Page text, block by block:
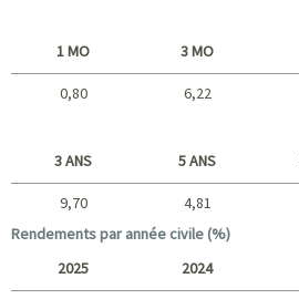
1 MO 3 MO
0,80 6,22
Long terme
3 ANS 5 ANS
9,70 4,81
Rendements par année civile (%)
2025 2024